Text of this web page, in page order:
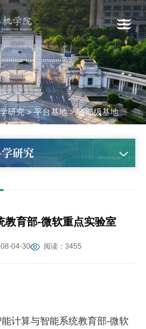
研究>平台基地>省部级基地
研究
教育部-微软重点实验室
04-30 阅读：3455
计算与智能系统教育部-微软